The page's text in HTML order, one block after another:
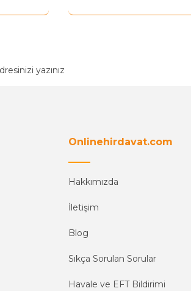
Onlinehirdavat.com
Hakkımızda
İletişim
Blog
Sıkça Sorulan Sorular
Havale ve EFT Bildirimi